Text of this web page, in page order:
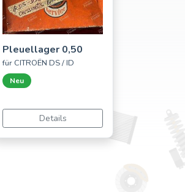
Pleuellager 0,50
für CITROËN DS / ID
Neu
Details